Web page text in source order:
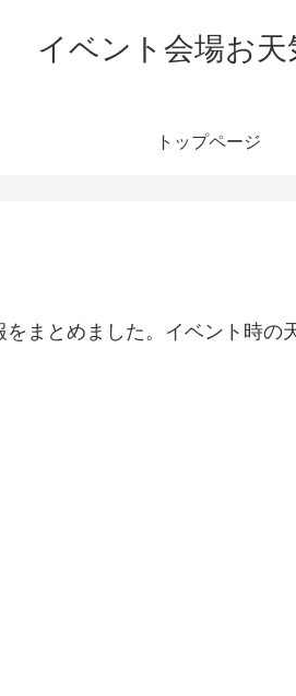
イベント会場お天
トップページ
まとめました。イベント時の